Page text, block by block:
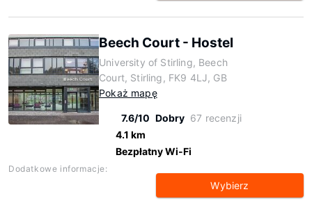
Beech Court - Hostel
University of Stirling, Beech
Court, Stirling, FK9 4LJ, GB
Pokaż mapę
7.6/10 Dobry 67 recenzji
4.1 km
Bezpłatny Wi-Fi
Dodatkowe informacje:
Wybierz